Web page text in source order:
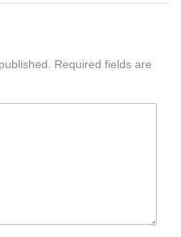
Required fields are